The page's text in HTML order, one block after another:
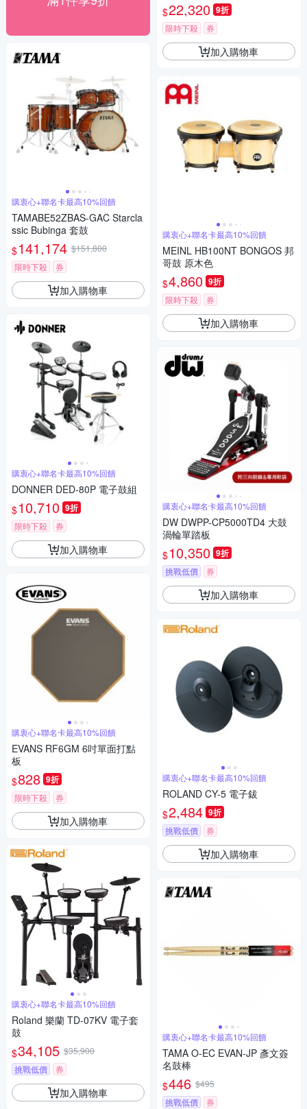
購衷心+聯名卡最高10%回饋
TAMABE52ZBAS-GAC Starcla
ssic Bubinga 套鼓
$141,174 $151,800
限時下殺
券
加入購物車
購衷心+聯名卡最高10%回饋
DONNER DED-80P 電子鼓組
$10,710 9折
限時下殺 券
加入購物車
購衷心+聯名卡最高10%回饋
EVANS RF6GM 6吋單面打點
板
$828 9折
限時下殺 券
加入購物車
購衷心+聯名卡最高10%回饋
Roland 樂蘭 TD-07KV 電子套
鼓
$34,105 $35,900
挑戰低價
券
加入購物車
$22,320 9折
限時下殺 券
加入購物車
購衷心+聯名卡最高10%回饋
MEINL HB100NT BONGOS 邦
哥鼓 原木色
$4,860 9折
限時下殺 券
加入購物車
購衷心+聯名卡最高10%回饋
DW DWPP-CP5000TD4 大鼓
渦輪單踏板
$10,350 9折
挑戰低價 券
加入購物車
購衷心+聯名卡最高10%回饋
ROLAND CY-5 電子鈸
$2,484 9折
挑戰低價 券
加入購物車
購衷心+聯名卡最高10%回饋
TAMA O-EC EVAN-JP 彥文簽
名鼓棒
$446 $495
挑戰低價
券